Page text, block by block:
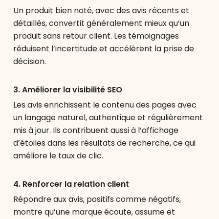
Un produit bien noté, avec des avis récents et
détaillés, convertit généralement mieux qu’un
produit sans retour client. Les témoignages
réduisent l’incertitude et accélèrent la prise de
décision.
3. Améliorer la visibilité SEO
Les avis enrichissent le contenu des pages avec
un langage naturel, authentique et régulièrement
mis à jour. Ils contribuent aussi à l’affichage
d’étoiles dans les résultats de recherche, ce qui
améliore le taux de clic.
4. Renforcer la relation client
Répondre aux avis, positifs comme négatifs,
montre qu’une marque écoute, assume et